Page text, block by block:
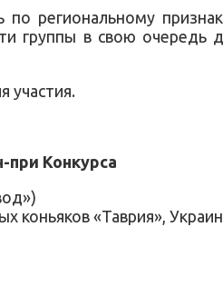
региональному
группы в свою очередь
участия.
при Конкурса
коньяков «Таврия»,